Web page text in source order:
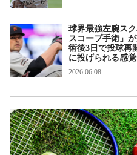
球界最強左腕ス
スコープ手術」
術後3日で投球再
に投げられる感覚
2026.06.08